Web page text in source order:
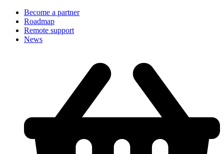
Become a partner
Roadmap
Remote support
News